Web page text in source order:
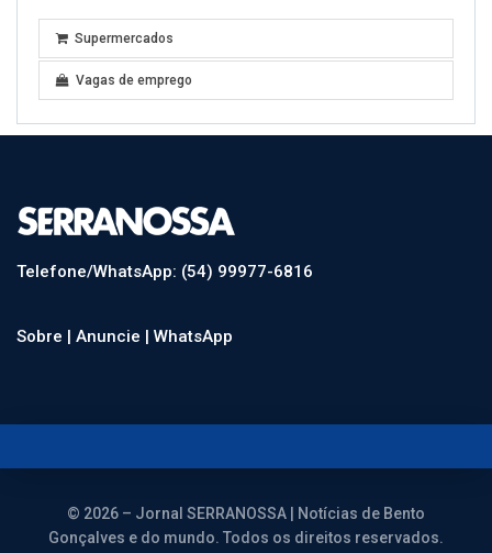
Supermercados
Vagas de emprego
Telefone/WhatsApp: (54) 99977-6816
Sobre | Anuncie | WhatsApp
© 2026 – Jornal SERRANOSSA | Notícias de Bento
Gonçalves e do mundo. Todos os direitos reservados.